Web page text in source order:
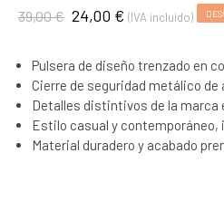
39,00 € 24,00 € (IVA incluido)
Pulsera de diseño trenzado en
Cierre de seguridad metálico de
Detalles distintivos de la marca
Estilo casual y contemporáneo,
Material duradero y acabado